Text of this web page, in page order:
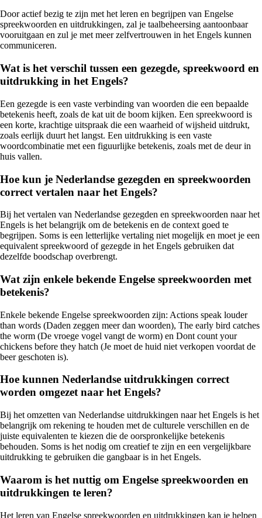
Door actief bezig te zijn met het leren en begrijpen van Engelse
spreekwoorden en uitdrukkingen, zal je taalbeheersing aantoonbaar
vooruitgaan en zul je met meer zelfvertrouwen in het Engels kunnen
communiceren.
Wat is het verschil tussen een gezegde, spreekwoord en
uitdrukking in het Engels?
Een gezegde is een vaste verbinding van woorden die een bepaalde
betekenis heeft, zoals de kat uit de boom kijken. Een spreekwoord is
een korte, krachtige uitspraak die een waarheid of wijsheid uitdrukt,
zoals eerlijk duurt het langst. Een uitdrukking is een vaste
woordcombinatie met een figuurlijke betekenis, zoals met de deur in
huis vallen.
Hoe kun je Nederlandse gezegden en spreekwoorden
correct vertalen naar het Engels?
Bij het vertalen van Nederlandse gezegden en spreekwoorden naar het
Engels is het belangrijk om de betekenis en de context goed te
begrijpen. Soms is een letterlijke vertaling niet mogelijk en moet je een
equivalent spreekwoord of gezegde in het Engels gebruiken dat
dezelfde boodschap overbrengt.
Wat zijn enkele bekende Engelse spreekwoorden met
betekenis?
Enkele bekende Engelse spreekwoorden zijn: Actions speak louder
than words (Daden zeggen meer dan woorden), The early bird catches
the worm (De vroege vogel vangt de worm) en Dont count your
chickens before they hatch (Je moet de huid niet verkopen voordat de
beer geschoten is).
Hoe kunnen Nederlandse uitdrukkingen correct
worden omgezet naar het Engels?
Bij het omzetten van Nederlandse uitdrukkingen naar het Engels is het
belangrijk om rekening te houden met de culturele verschillen en de
juiste equivalenten te kiezen die de oorspronkelijke betekenis
behouden. Soms is het nodig om creatief te zijn en een vergelijkbare
uitdrukking te gebruiken die gangbaar is in het Engels.
Waarom is het nuttig om Engelse spreekwoorden en
uitdrukkingen te leren?
Het leren van Engelse spreekwoorden en uitdrukkingen kan je helpen